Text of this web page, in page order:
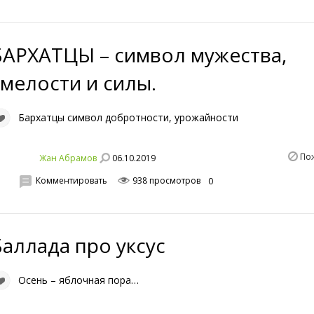
– символ мужества,
и силы.
Бархатцы символ добротности, урожайности
Жан Абрамов 06.10.2019
Комментировать 938 просмотров 0
про уксус
Осень – яблочная пора…